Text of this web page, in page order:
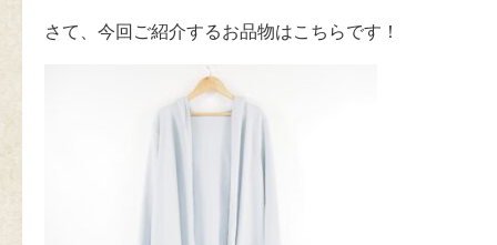
さて、今回ご紹介するお品物はこちらです！